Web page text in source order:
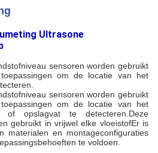
Ultrasone
sensoren worden gebruikt
om de locatie van het
sensoren worden gebruikt
om de locatie van het
opslagvat te detecteren.Deze
gebruikt in vrijwel elke vloeistofEr is
materialen en montageconfiguraties
te voldoen.